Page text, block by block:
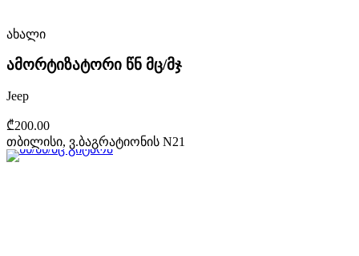
ახალი
ამორტიზატორი წნ მც/მჯ
Jeep
₾200.00
თბილისი, ვ.ბაგრატიონის N21